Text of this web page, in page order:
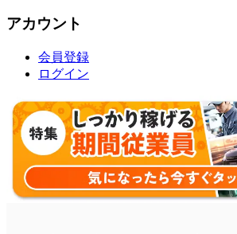
アカウント
会員登録
ログイン